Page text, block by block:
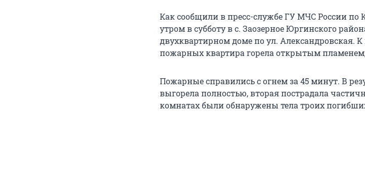
Как сообщили в пресс-службе ГУ МЧС России по
утром в субботу в с. Заозерное Юргинского
двухквартирном доме по ул. Александровская.
пожарных квартира горела открытым
Пожарные справились с огнем за 45 минут. В
выгорела полностью, вторая пострадала
комнатах были обнаружены тела троих